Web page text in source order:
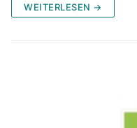
WEITERLESEN →